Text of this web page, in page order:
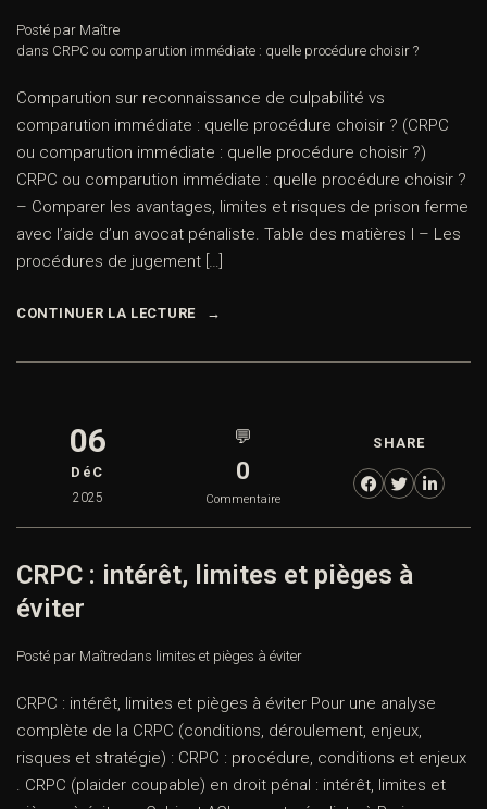
Posté par Maître
dans CRPC ou comparution immédiate : quelle procédure choisir ?
Comparution sur reconnaissance de culpabilité vs
comparution immédiate : quelle procédure choisir ? (CRPC
ou comparution immédiate : quelle procédure choisir ?)
CRPC ou comparution immédiate : quelle procédure choisir ?
– Comparer les avantages, limites et risques de prison ferme
avec l’aide d’un avocat pénaliste. Table des matières I – Les
procédures de jugement […]
CONTINUER LA LECTURE
06
DéC
2025
💬
0
Commentaire
SHARE
CRPC : intérêt, limites et pièges à
éviter
Posté par Maîtredans limites et pièges à éviter
CRPC : intérêt, limites et pièges à éviter Pour une analyse
complète de la CRPC (conditions, déroulement, enjeux,
risques et stratégie) : CRPC : procédure, conditions et enjeux
. CRPC (plaider coupable) en droit pénal : intérêt, limites et